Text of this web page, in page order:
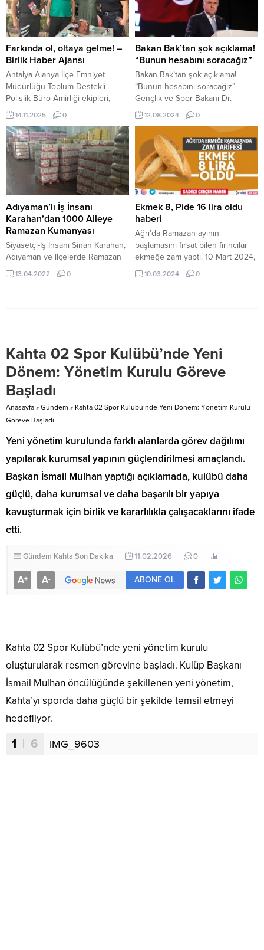
2023, 09:38 yayınlandı Buğday
Tanesi adlı film izleyicilerle
buluşuyor ANKARA- BHA
Senaryo danışmanlığını Serkan
Bayram’ın yaptığı, Volkan Kapkın
tarafından kaleme...
Adıyaman’da ilk olarak seçim
karargahını ziyaret eden 25 ve 26
dönem AK Parti Adıyaman
Milletvekili Adnan Boynukara,
burada partililer ile bir süre
sohbet...
Farkında ol, oltaya gelme! –
Birlik Haber Ajansı
Antalya Alanya İlçe Emniyet
Müdürlüğü Toplum Destekli
Polislik Büro Amirliği ekipleri,
dolandırıcılık olaylarına karşı
farkındalığı artırmak amacıyla
bilgilendirme çalışmaları yürüttü.
Şehir eşkıyalarına geçit yok İçeriği
Görüntüle “Farkında Ol, Oltaya
Gelme!” projesi kapsamında
Rıhtım Caddesi’nde bulunan
Alanya Belediyesi Aile Çay
Bahçesi’nde yapılan etkinlikte,
polis ekipleri sıkça karşılaşılan
dolandırıcılık yöntemleri hakkında
vatandaşları...
14.11.2025 0
Bakan Bak’tan şok açıklama!
“Bunun hesabını soracağız”
Bakan Bak’tan şok açıklama!
“Bunun hesabını soracağız”
Gençlik ve Spor Bakanı Dr.
Osman Aşkın Bak, Fransa’nın
gerçekleştirilen 2024 Olimpiyat
Oyunları’nın ardından olimpiyatları
takip eden basın mensuplarıyla
Paris’te bir araya geldi. Olimpiyat
Oyunlarının ilk gününden itibaren
milli sporcuların yanında olan
Bakan Bak, Paris 2024’te
mücadele eden tüm sporculara
teşekkür etti. Bütün...
12.08.2024 0
Adıyaman’lı İş İnsanı
Karahan’dan 1000 Aileye
Ramazan Kumanyası
Siyasetçi-İş İnsanı Sinan Karahan,
Adıyaman ve ilçelerde Ramazan
nedeniyle bin aileye gıda
yardımında bulundu. Adıyamanlı
kumanyası dağıttı. Siyasetçi-İş
İnsanı Karahan, tarafından ilçede
maddi durumu iyi olmayan aileler
tespit edilerek hazırlanan...
13.04.2022 0
Ekmek 8, Pide 16 lira oldu
haberi
Ağrı’da Ramazan ayının
başlamasını fırsat bilen fırıncılar
ekmeğe zam yaptı. 10 Mart 2024,
14:22 yayınlandı Ağrı’da ekmeğe
Ramazan’da zam tarifesi: Ekmek
gram ekmek 2 lira zamlanarak 8
10.03.2024 0
Kahta 02 Spor Kulübü’nde Yeni
Dönem: Yönetim Kurulu Göreve
Başladı
Anasayfa » Gündem » Kahta 02 Spor Kulübü’nde Yeni Dönem: Yönetim Kurulu
Göreve Başladı
Yeni yönetim kurulunda farklı alanlarda görev dağılımı
yapılarak kurumsal yapının güçlendirilmesi amaçlandı.
Başkan İsmail Mulhan yaptığı açıklamada, kulübü daha
güçlü, daha kurumsal ve daha başarılı bir yapıya
kavuşturmak için birlik ve kararlılıkla çalışacaklarını ifade
etti.
Gündem Kahta Son Dakika 11.02.2026 0
A+ A- ABONE OL
Kahta 02 Spor Kulübü’nde yeni yönetim kurulu
oluşturularak resmen görevine başladı. Kulüp Başkanı
İsmail Mulhan öncülüğünde şekillenen yeni yönetim,
Kahta’yı sporda daha güçlü bir şekilde temsil etmeyi
hedefliyor.
1 | 6 IMG_9603